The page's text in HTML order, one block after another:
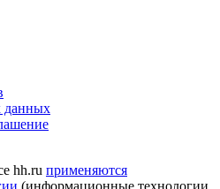
данных
hh.ru применяются
(информационные технологии